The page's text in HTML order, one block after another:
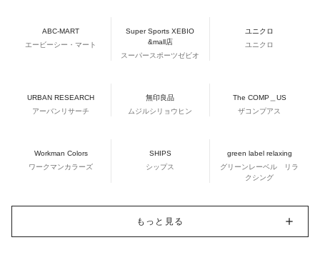
ABC-MART
エービーシー・マート
Super Sports XEBIO
&mall店
スーパースポーツゼビオ
ユニクロ
ユニクロ
URBAN RESEARCH
アーバンリサーチ
無印良品
ムジルシリョウヒン
The COMP＿US
ザコンプアス
Workman Colors
ワークマンカラーズ
SHIPS
シップス
green label relaxing
グリーンレーベル リラ
クシング
もっと見る